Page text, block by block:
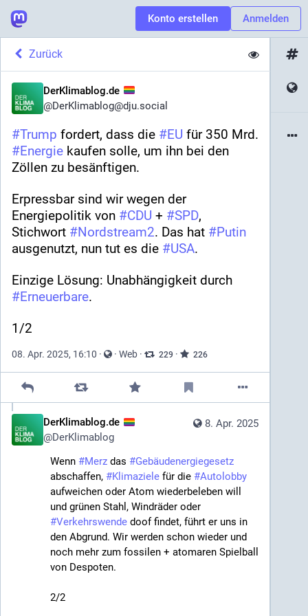
Konto erstellen Anmelden
Zurück
DerKlimablog.de
@DerKlimablog@dju.social
#Trump fordert, dass die #EU
#Energie kaufen solle, um ihn bei den
Zöllen zu besänftigen.
Erpressbar sind wir wegen der
Energiepolitik von #CDU + #SPD,
Stichwort #Nordstream2. Das hat #Putin
ausgenutzt, nun tut es die #USA.
#Erneuerbare.
1/2
08. Apr. 2025, 16:10 · · Web · 229 · 226
8. Apr. 2025
DerKlimablog.de
@DerKlimablog
Wenn #Merz das #Gebäudenergiegesetz
abschaffen, #Klimaziele für die #Autolobby
aufweichen oder Atom wiederbeleben will
#Verkehrswende doof findet, führt er uns in
den Abgrund. Wir werden schon wieder und
noch mehr zum fossilen + atomaren Spielball
von Despoten.
2/2